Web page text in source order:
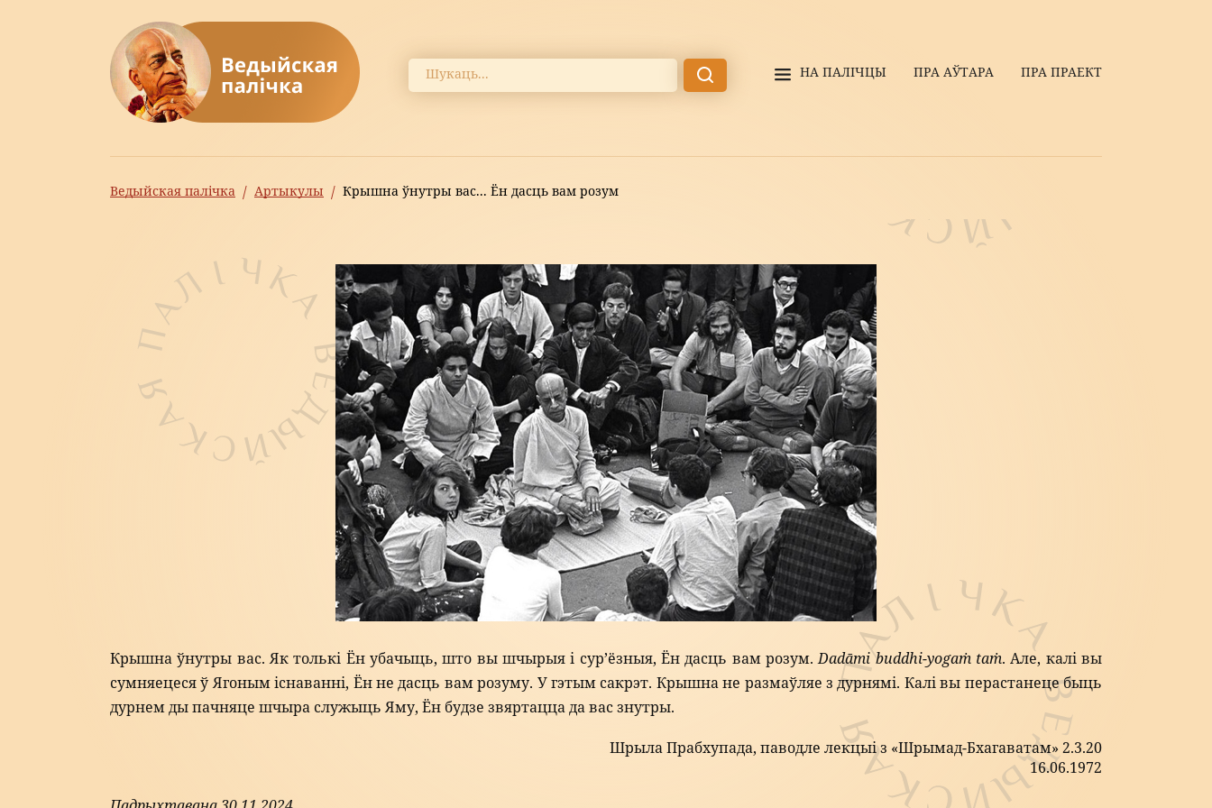
НА ПАЛIЧЦЫ ПРА АЎТАРА ПРА ПРАЕКТ
Ведыйская палічка Артыкулы Крышна ўнутры вас... Ён дасць вам розум
Крышна ўнутры вас. Як толькі Ён убачыць, што вы шчырыя і сур’ёзныя, Ён дасць вам розум.Dadāmi buddhi-yogaṁ taṁ. Але, калі вы
сумняецеся ў Ягоным існаванні, Ён не дасць вам розуму. У гэтым сакрэт. Крышна не размаўляе з дурнямі. Калі вы перастанеце быць
дурнем ды пачняце шчыра служыць Яму, Ён будзе звяртацца да вас знутры.
Шрыла Прабхупада, паводле лекцыі з «Шрымад-Бхагаватам» 2.3.20
16.06.1972